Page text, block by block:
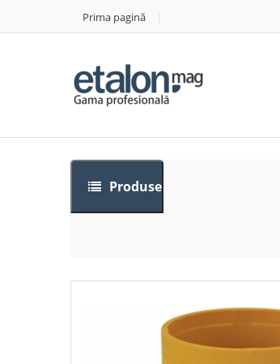
Prima pagină
Produse